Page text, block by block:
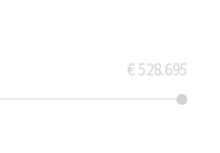
€ 528.695